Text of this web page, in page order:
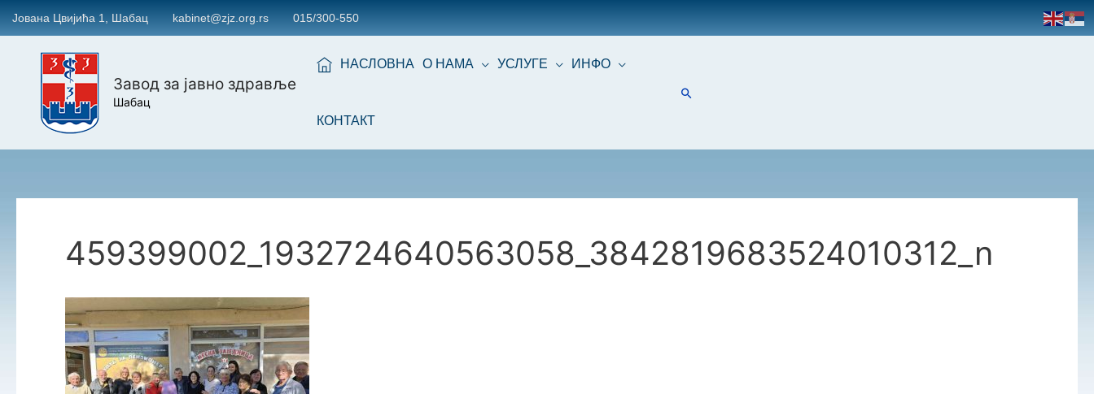
Јована Цвијића 1, Шабац kabinet@zjz.org.rs 015/300-550
Завод за јавно здравље
Шабац
НАСЛОВНА О НАМА УСЛУГЕ ИНФО
КОНТАКТ
459399002_1932724640563058_3842819683524010312_n